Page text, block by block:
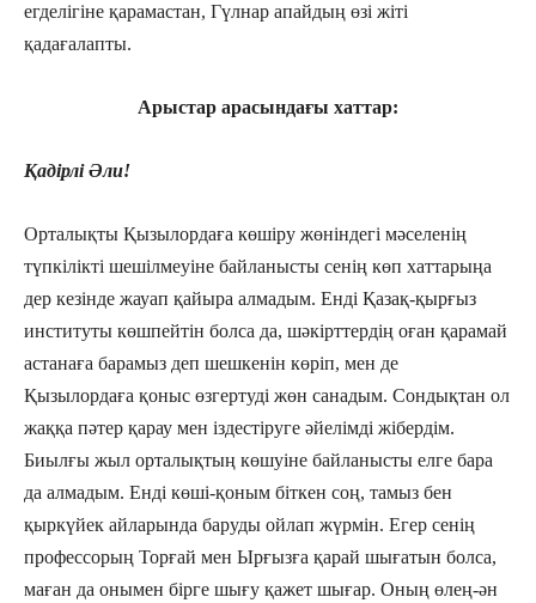
егделігіне қарамастан, Гүлнар апайдың өзі жіті
қадағалапты.
Арыстар арасындағы хаттар:
Қадірлі Әли!
Орталықты Қызылордаға көшіру жөніндегі мәселенің
түпкілікті шешілмеуіне байланысты сенің көп хаттарыңа
дер кезінде жауап қайыра алмадым. Енді Қазақ-қырғыз
институты көшпейтін болса да, шәкірттердің оған қарамай
астанаға барамыз деп шешкенін көріп, мен де
Қызылордаға қоныс өзгертуді жөн санадым. Сондықтан ол
жаққа пәтер қарау мен іздестіруге әйелімді жібердім.
Биылғы жыл орталықтың көшуіне байланысты елге бара
да алмадым. Енді көші-қоным біткен соң, тамыз бен
қыркүйек айларында баруды ойлап жүрмін. Егер сенің
профессорың Торғай мен Ырғызға қарай шығатын болса,
маған да онымен бірге шығу қажет шығар. Оның өлең-ән